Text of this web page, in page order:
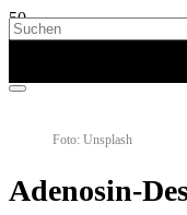
Foto: Unsplash
Adenosin-